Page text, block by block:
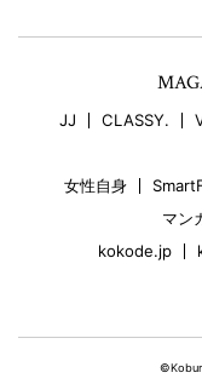
JJ CLASSY.
女性自身
マン
kokode.jp